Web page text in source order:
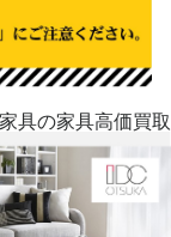
具の家具高価買取